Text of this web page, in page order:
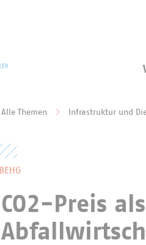
Alle Themen Infrastruktur und
BEHG
CO2-Preis